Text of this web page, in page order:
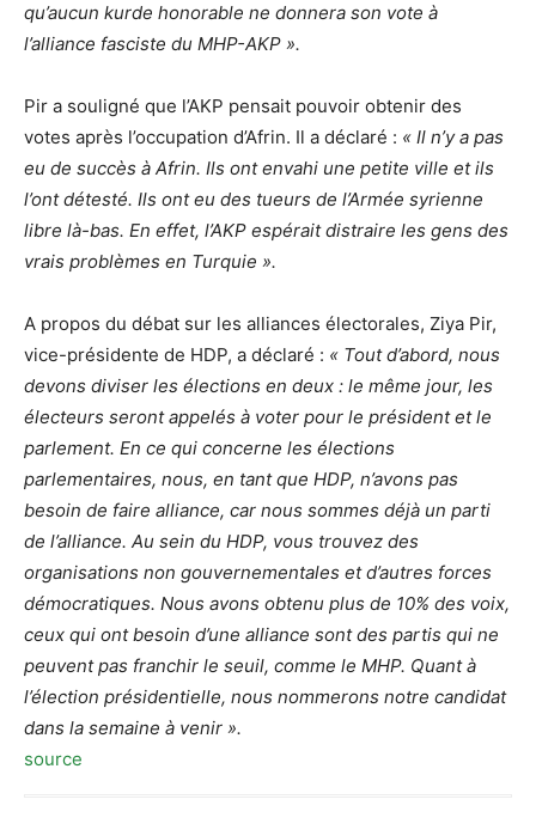
qu’aucun kurde honorable ne donnera son vote à
l’alliance fasciste du MHP-AKP ».
Pir a souligné que l’AKP pensait pouvoir obtenir des
votes après l’occupation d’Afrin. Il a déclaré : « Il n’y a pas
eu de succès à Afrin. Ils ont envahi une petite ville et ils
l’ont détesté. Ils ont eu des tueurs de l’Armée syrienne
libre là-bas. En effet, l’AKP espérait distraire les gens des
vrais problèmes en Turquie ».
A propos du débat sur les alliances électorales, Ziya Pir,
vice-présidente de HDP, a déclaré : « Tout d’abord, nous
devons diviser les élections en deux : le même jour, les
électeurs seront appelés à voter pour le président et le
parlement. En ce qui concerne les élections
parlementaires, nous, en tant que HDP, n’avons pas
besoin de faire alliance, car nous sommes déjà un parti
de l’alliance. Au sein du HDP, vous trouvez des
organisations non gouvernementales et d’autres forces
démocratiques. Nous avons obtenu plus de 10% des voix,
ceux qui ont besoin d’une alliance sont des partis qui ne
peuvent pas franchir le seuil, comme le MHP. Quant à
l’élection présidentielle, nous nommerons notre candidat
dans la semaine à venir ».
source